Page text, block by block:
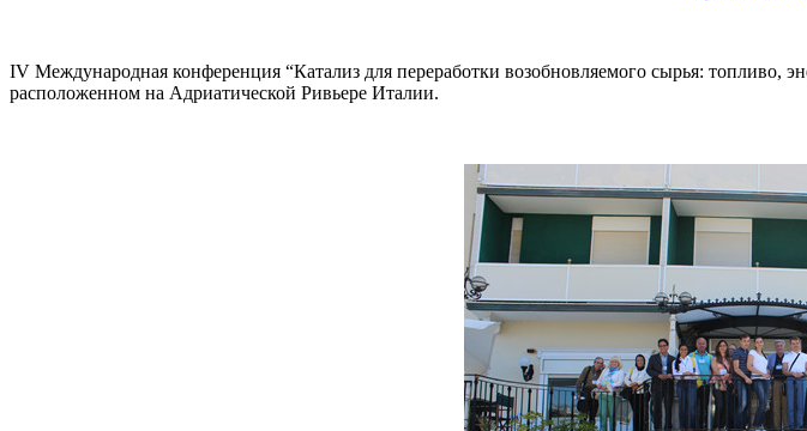
IV Международная конференция “Катализ для переработки возобновляемого сырья: топливо,
расположенном на Адриатической Ривьере Италии.